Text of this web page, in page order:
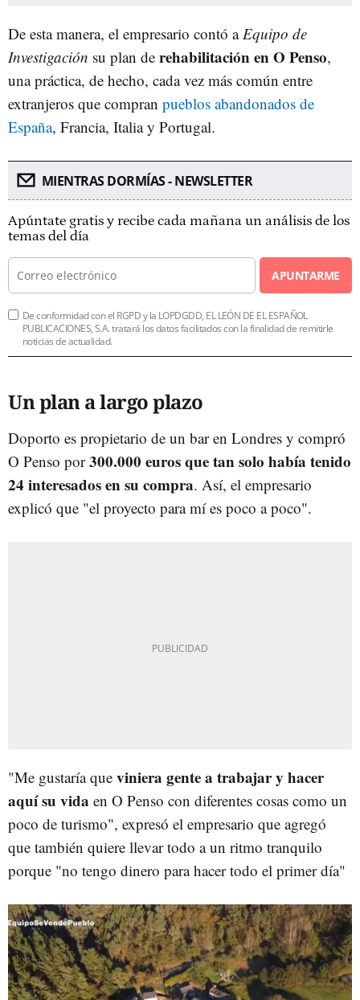
De esta manera, el empresario contó a Equipo de
Investigación su plan de rehabilitación en O Penso,
una práctica, de hecho, cada vez más común entre
extranjeros que compran pueblos abandonados de
España, Francia, Italia y Portugal.
MIENTRAS DORMÍAS - NEWSLETTER
Apúntate gratis y recibe cada mañana un análisis de los
temas del día
APUNTARME
De conformidad con el RGPD y la LOPDGDD, EL LEÓN DE EL ESPAÑOL
PUBLICACIONES, S.A. tratará los datos facilitados con la finalidad de remitirle
noticias de actualidad.
Un plan a largo plazo
Doporto es propietario de un bar en Londres y compró
O Penso por300.000 euros que tan solo había tenido
24 interesados en su compra. Así, el empresario
explicó que "el proyecto para mí es poco a poco".
"Me gustaría que viniera gente a trabajar y hacer
aquí su vida en O Penso con diferentes cosas como un
poco de turismo", expresó el empresario que agregó
que también quiere llevar todo a un ritmo tranquilo
porque "no tengo dinero para hacer todo el primer día"